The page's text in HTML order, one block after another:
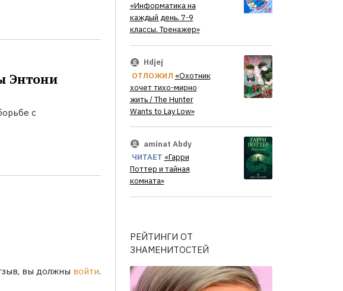
Энтони
с
вы должны войти.
«Информатика на
каждый день. 7-9
классы. Тренажер»
Hdjej
ОТЛОЖИЛ «Охотник
хочет тихо-мирно
жить / The Hunter
Wants to Lay Low»
aminat Abdy
ЧИТАЕТ «Гарри
Поттер и тайная
комната»
РЕЙТИНГИ ОТ
ЗНАМЕНИТОСТЕЙ